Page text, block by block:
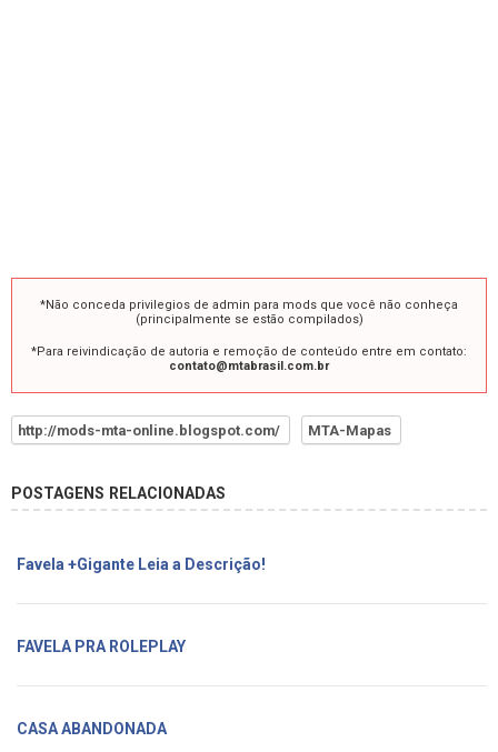
*Não conceda privilegios de admin para mods que você não conheça
(principalmente se estão compilados)
*Para reivindicação de autoria e remoção de conteúdo entre em contato:
contato@mtabrasil.com.br
http://mods-mta-online.blogspot.com/ MTA-Mapas
POSTAGENS RELACIONADAS
Favela +Gigante Leia a Descrição!
FAVELA PRA ROLEPLAY
CASA ABANDONADA